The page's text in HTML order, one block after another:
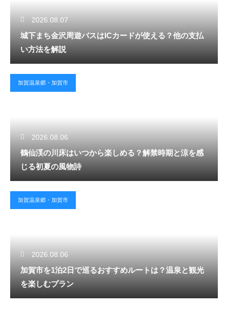
2026.08.07
城下まち金沢周遊バスはICカードが使える？他の支払
い方法を解説
加賀温泉郷・加賀市
2026.08.06
鶴仙渓の川床はいつから楽しめる？解禁時期と涼を感
じる初夏の風物詩
加賀温泉郷・加賀市
2026.08.06
加賀市を1泊2日で巡るおすすめルートは？温泉と観光
を楽しむプラン